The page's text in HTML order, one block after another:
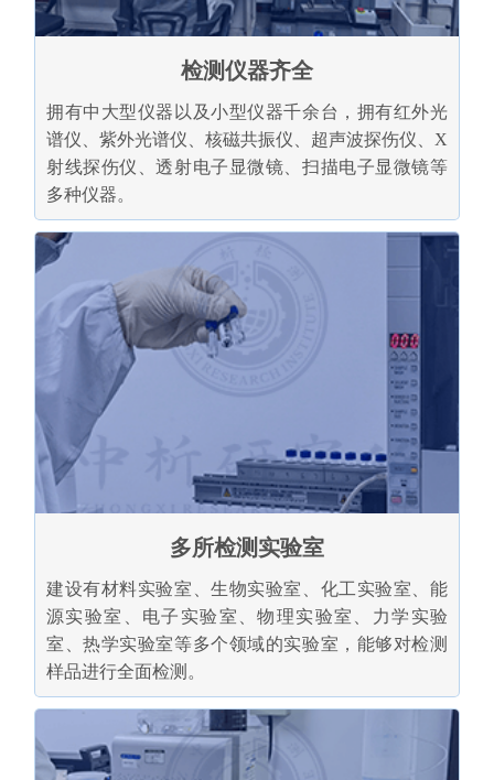
检测仪器齐全
拥有中大型仪器以及小型仪器千余台，拥有红外光
谱仪、紫外光谱仪、核磁共振仪、超声波探伤仪、X
射线探伤仪、透射电子显微镜、扫描电子显微镜等
多种仪器。
多所检测实验室
建设有材料实验室、生物实验室、化工实验室、能
源实验室、电子实验室、物理实验室、力学实验
室、热学实验室等多个领域的实验室，能够对检测
样品进行全面检测。